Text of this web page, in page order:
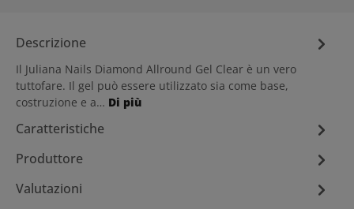
Descrizione
Il Juliana Nails Diamond Allround Gel Clear è un vero
tuttofare. Il gel può essere utilizzato sia come base,
costruzione e a… Di più
Caratteristiche
Produttore
Valutazioni